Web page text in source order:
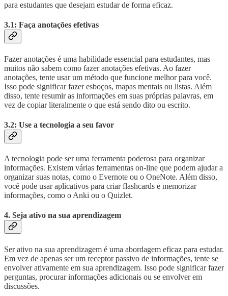
para estudantes que desejam estudar de forma eficaz.
3.1: Faça anotações efetivas
Fazer anotações é uma habilidade essencial para estudantes, mas
muitos não sabem como fazer anotações efetivas. Ao fazer
anotações, tente usar um método que funcione melhor para você.
Isso pode significar fazer esboços, mapas mentais ou listas. Além
disso, tente resumir as informações em suas próprias palavras, em
vez de copiar literalmente o que está sendo dito ou escrito.
3.2: Use a tecnologia a seu favor
A tecnologia pode ser uma ferramenta poderosa para organizar
informações. Existem várias ferramentas on-line que podem ajudar a
organizar suas notas, como o Evernote ou o OneNote. Além disso,
você pode usar aplicativos para criar flashcards e memorizar
informações, como o Anki ou o Quizlet.
4. Seja ativo na sua aprendizagem
Ser ativo na sua aprendizagem é uma abordagem eficaz para estudar.
Em vez de apenas ser um receptor passivo de informações, tente se
envolver ativamente em sua aprendizagem. Isso pode significar fazer
perguntas, procurar informações adicionais ou se envolver em
discussões.